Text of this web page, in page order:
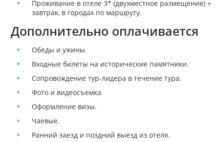
Проживание в отеле 3* (двухместное размещение) +
завтрак, в городах по маршруту.
Дополнительно оплачивается
Обеды и ужины.
Входные билеты на исторические памятники.
Сопровождение тур-лидера в течение тура.
Фото и видеосъемка.
Оформление визы.
Чаевые.
Ранний заезд и поздний выезд из отеля.